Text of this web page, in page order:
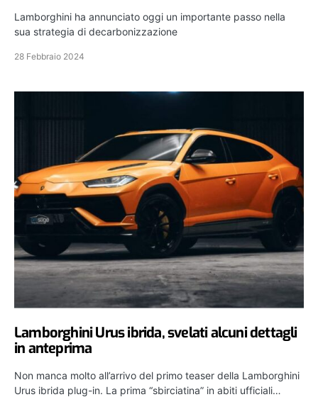
Lamborghini ha annunciato oggi un importante passo nella
sua strategia di decarbonizzazione
28 Febbraio 2024
Lamborghini Urus ibrida, svelati alcuni dettagli
in anteprima
Non manca molto all’arrivo del primo teaser della Lamborghini
Urus ibrida plug-in. La prima “sbirciatina” in abiti ufficiali…